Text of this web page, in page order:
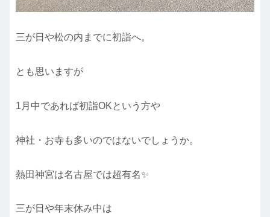
三が日や松の内までに初詣へ。
とも思いますが
1月中であれば初詣OKという方や
神社・お寺も多いのではないでしょうか。
熱田神宮は名古屋では超有名✨
三が日や年末休み中は